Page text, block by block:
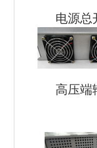
电源
高压端